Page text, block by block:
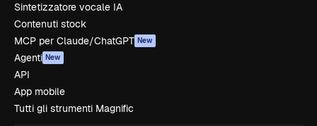
Sintetizzatore vocale IA
Contenuti stock
MCP per Claude/ChatGPT New
Agenti New
API
App mobile
Tutti gli strumenti Magnific